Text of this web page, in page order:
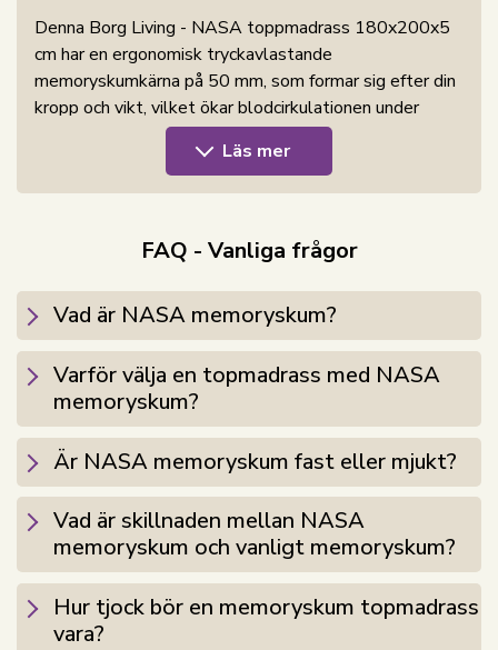
Denna Borg Living - NASA toppmadrass 180x200x5
cm har en ergonomisk tryckavlastande
memoryskumkärna på 50 mm, som formar sig efter din
kropp och vikt, vilket ökar blodcirkulationen under
sömn och ger bästa stöd för hela kroppen. NASA-
toppmadrasser följer ryggradens naturliga kurva och
ger ett optimalt stöd för rygg, nacke och axlar. Extra
NASA Memory-skum är ett helt speciellt material.
Detta skum har en särskild cellstruktur så att luft kan
cirkulera, samt är överdraget gjort av bambu (60%
bambu och 40% polyester), vilket gör att
toppmadrassen känns mindre varm. Dessutom har det
bättre ventilationsförmåga än många andra
toppmadrasser på marknaden.
NASA memoryskum toppmadrassens
egenskaper:
Tryckavlastande och formar sig efter din kropp
för optimalt stöd och sovkomfort.
Läs mer
FAQ - Vanliga frågor
Vad är NASA memoryskum?
Varför välja en topmadrass med NASA
memoryskum?
Är NASA memoryskum fast eller mjukt?
Vad är skillnaden mellan NASA
memoryskum och vanligt memoryskum?
Hur tjock bör en memoryskum topmadrass
vara?